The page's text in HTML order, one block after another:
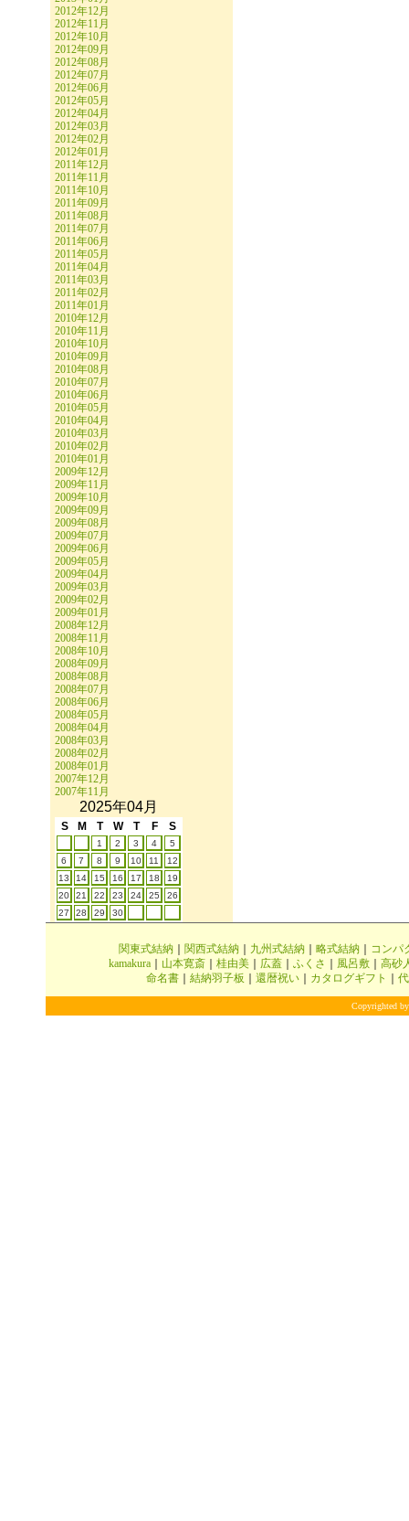
2012年12月
2012年11月
2012年10月
2012年09月
2012年08月
2012年07月
2012年06月
2012年05月
2012年04月
2012年03月
2012年02月
2012年01月
2011年12月
2011年11月
2011年10月
2011年09月
2011年08月
2011年07月
2011年06月
2011年05月
2011年04月
2011年03月
2011年02月
2011年01月
2010年12月
2010年11月
2010年10月
2010年09月
2010年08月
2010年07月
2010年06月
2010年05月
2010年04月
2010年03月
2010年02月
2010年01月
2009年12月
2009年11月
2009年10月
2009年09月
2009年08月
2009年07月
2009年06月
2009年05月
2009年04月
2009年03月
2009年02月
2009年01月
2008年12月
2008年11月
2008年10月
2008年09月
2008年08月
2008年07月
2008年06月
2008年05月
2008年04月
2008年03月
2008年02月
2008年01月
2007年12月
2007年11月
2025年04月
S M T W T F S
1 2 3 4
5
6
7 8 9 10 11
12
13
14 15 16 17 18
19
20
21 22 23 24 25
26
27
28 29 30
関東式結納 関西式結納 九州式結納 略式結納
コンパ
kamakura
山本寛斎 桂由美 広蓋 ふくさ 風呂敷
高砂
命名書
結納羽子板 還暦祝い カタログギフト
Copyrighted